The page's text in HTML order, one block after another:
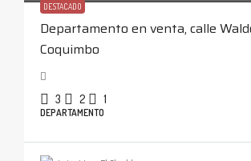
DESTACADO
Departamento en venta, calle
Coquimbo
3 2 1
DEPARTAMENTO